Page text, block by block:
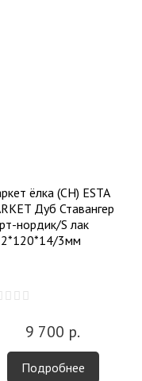
ёлка (CH) ESTA
Дуб Ставангер
нордик/S лак
3мм
9 700 р.
Подробнее